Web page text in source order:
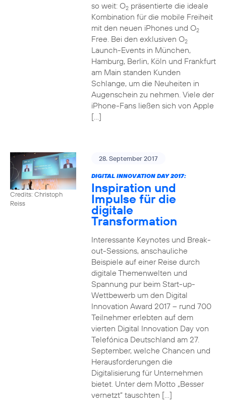
so weit: O2präsentierte die ideale
Kombination für die mobile Freiheit
mit den neuen iPhones und O2
Free. Bei den exklusiven O2
Launch-Events in München,
Hamburg, Berlin, Köln und Frankfurt
am Main standen Kunden
Schlange, um die Neuheiten in
Augenschein zu nehmen. Viele der
iPhone-Fans ließen sich von Apple
[…]
Credits: Christoph
Reiss
28. September 2017
DIGITAL INNOVATION DAY 2017:
Inspiration und
Impulse für die
digitale
Transformation
Interessante Keynotes und Break-
out-Sessions, anschauliche
Beispiele auf einer Reise durch
digitale Themenwelten und
Spannung pur beim Start-up-
Wettbewerb um den Digital
Innovation Award 2017 – rund 700
Teilnehmer erlebten auf dem
vierten Digital Innovation Day von
Telefónica Deutschland am 27.
September, welche Chancen und
Herausforderungen die
Digitalisierung für Unternehmen
bietet. Unter dem Motto „Besser
vernetzt“ tauschten […]